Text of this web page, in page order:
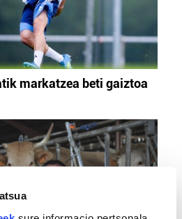
markatzea beti gaiztoa